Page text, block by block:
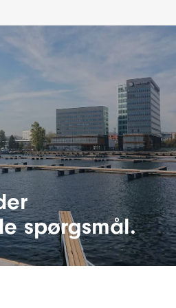
spørgsmål.